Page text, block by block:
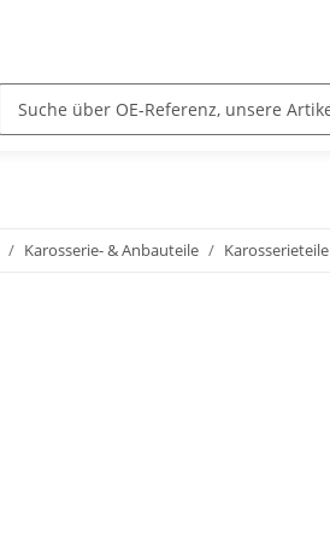
Karosserie- & Anbauteile Karosserieteile